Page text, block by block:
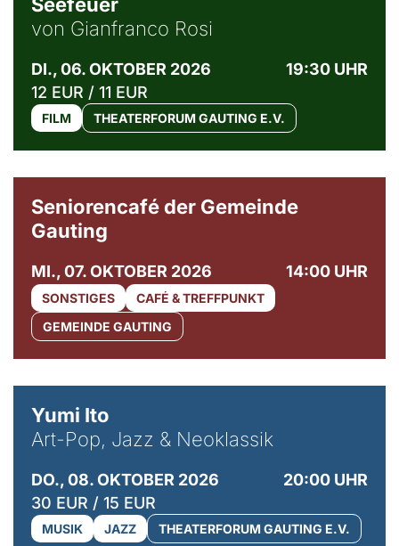
von Gianfranco Rosi
DI., 06. OKTOBER 2026
19:30 UHR
12 EUR / 11 EUR
FILM THEATERFORUM GAUTING E.V.
Seniorencafé der Gemeinde
Gauting
MI., 07. OKTOBER 2026 14:00 UHR
SONSTIGES
CAFÉ & TREFFPUNKT
GEMEINDE GAUTING
Yumi Ito
Art-Pop, Jazz & Neoklassik
DO., 08. OKTOBER 2026
20:00 UHR
30 EUR / 15 EUR
MUSIK JAZZ THEATERFORUM GAUTING E.V.